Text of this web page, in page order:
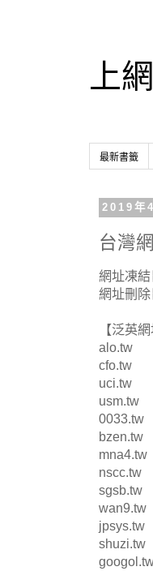
上
最新書籤
2019年
台灣
網址凍
網址刪
【泛英網
alo.tw
cfo.tw
uci.tw
usm.tw
0033.tw
bzen.tw
mna4.tw
nscc.tw
sgsb.tw
wan9.tw
jpsys.tw
shuzi.tw